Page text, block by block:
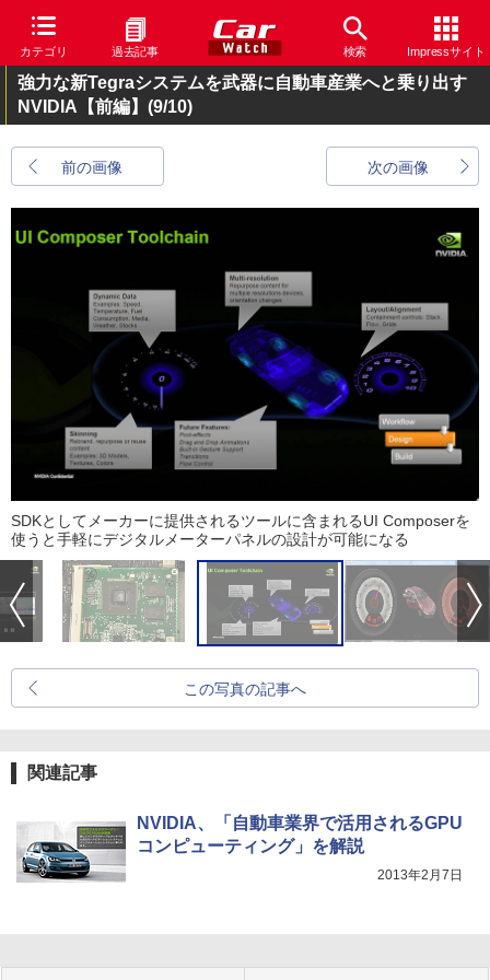
カテゴリ 過去記事 検索 Impressサイト
強力な新Tegraシステムを武器に自動車産業へと乗り出す
NVIDIA【前編】 (9/10)
前の画像 次の画像
SDKとしてメーカーに提供されるツールに含まれるUI Composerを
使うと手軽にデジタルメーターパネルの設計が可能になる
この写真の記事へ
関連記事
NVIDIA、「自動車業界で活用されるGPU
コンピューティング」を解説
2013年2月7日